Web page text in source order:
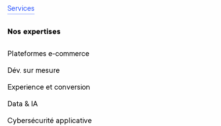
Services
Nos expertises
Plateformes e-commerce
Dév. sur mesure
Experience et conversion
Data & IA
Cybersécurité applicative